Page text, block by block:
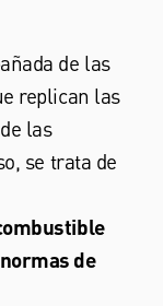
de las
replican las
las
se trata de
de